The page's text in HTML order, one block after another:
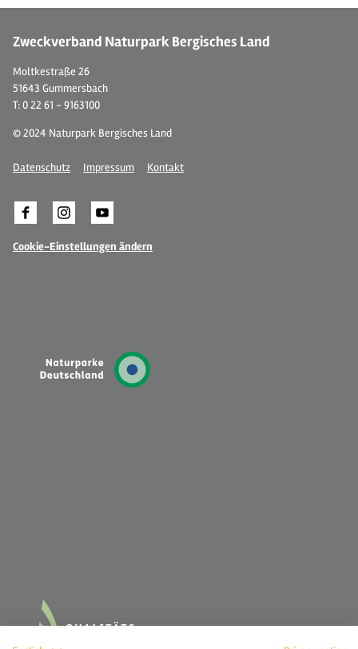
Zweckverband Naturpark Bergisches Land
Moltkestraße 26
51643 Gummersbach
T: 0 22 61 - 9163100
© 2024 Naturpark Bergisches Land
Datenschutz Impressum Kontakt
Cookie-Einstellungen ändern